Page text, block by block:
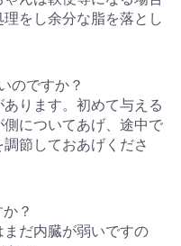
をし余分な脂を落とし
のですか？
ります。初めて与える
についてあげ、途中で
節しておあげくださ
？
まだ内臓が弱いですの